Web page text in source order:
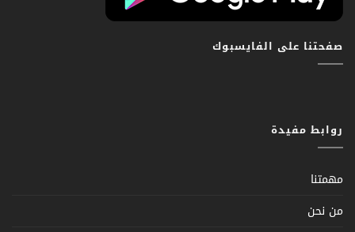
صفحتنا على الفايسبوك
روابط مفيدة
مهمتنا
من نحن